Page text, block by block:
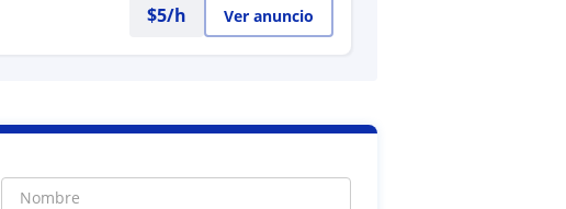
$5/h Ver anuncio